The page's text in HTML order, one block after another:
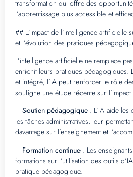
transformation qui offre des
l’apprentissage plus accessible et
## L’impact de l’intelligence artificielle
et l’évolution des pratiques
L’intelligence artificielle ne remplace
enrichit leurs pratiques pédagogiques.
et intégré, l’IA peut renforcer le rôle
souligne une étude récente sur
– Soutien pédagogique : L’IA aide les
les tâches administratives, leur
davantage sur l’enseignement et
– Formation continue : Les
formations sur l’utilisation des outils
pratique pédagogique.